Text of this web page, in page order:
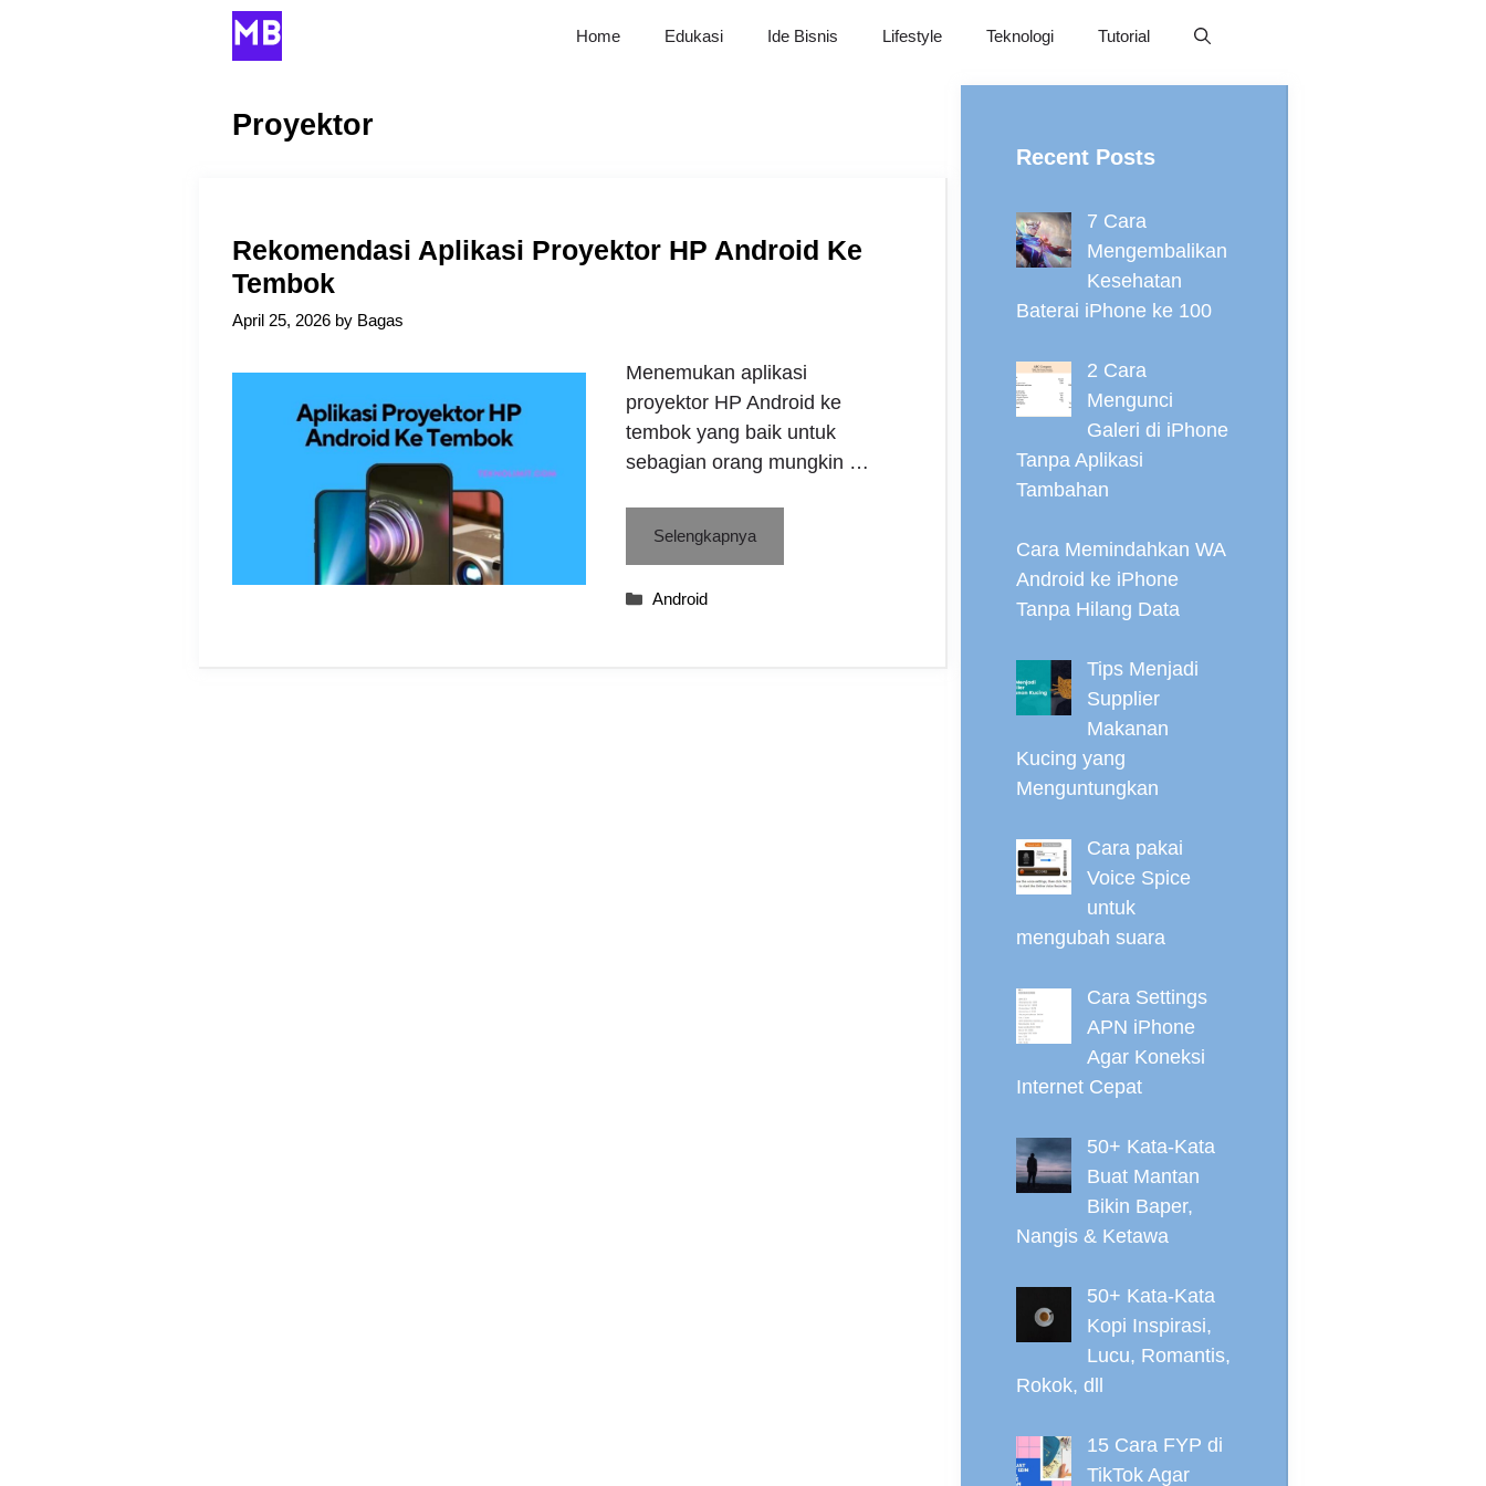
Home Edukasi Ide Bisnis Lifestyle Teknologi Tutorial
Proyektor
Rekomendasi Aplikasi Proyektor HP Android Ke
Tembok
April 25, 2026 by Bagas
Menemukan aplikasi
proyektor HP Android ke
tembok yang baik untuk
sebagian orang mungkin …
Selengkapnya
Categories
Android
Recent Posts
7 Cara
Mengembalikan
Kesehatan
Baterai iPhone ke 100
2 Cara
Mengunci
Galeri di iPhone
Tanpa Aplikasi
Tambahan
Cara Memindahkan WA
Android ke iPhone
Tanpa Hilang Data
Tips Menjadi
Supplier
Makanan
Kucing yang
Menguntungkan
Cara pakai
Voice Spice
untuk
mengubah suara
Cara Settings
APN iPhone
Agar Koneksi
Internet Cepat
50+ Kata-Kata
Buat Mantan
Bikin Baper,
Nangis & Ketawa
50+ Kata-Kata
Kopi Inspirasi,
Lucu, Romantis,
Rokok, dll
15 Cara FYP di
TikTok Agar